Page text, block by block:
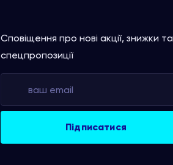
Сповіщення про нові акції, знижки та
спецпропозиції